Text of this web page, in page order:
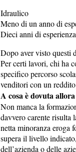
Idraulico
Meno di un anno di
Dieci anni di
Dopo aver visto questi
Per certi lavori, chi ha
specifico percorso
venditori con un
A cosa è dovuta
Non manca la
davvero carente risulta
netta minoranza eroga
supera il livello
dell’azienda o delle